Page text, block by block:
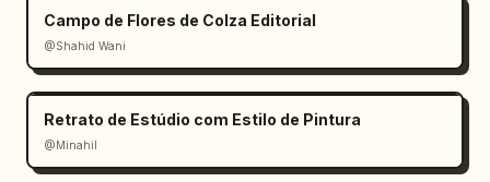
Campo de Flores de Colza Editorial
@Shahid Wani
Retrato de Estúdio com Estilo de Pintura
@Minahil